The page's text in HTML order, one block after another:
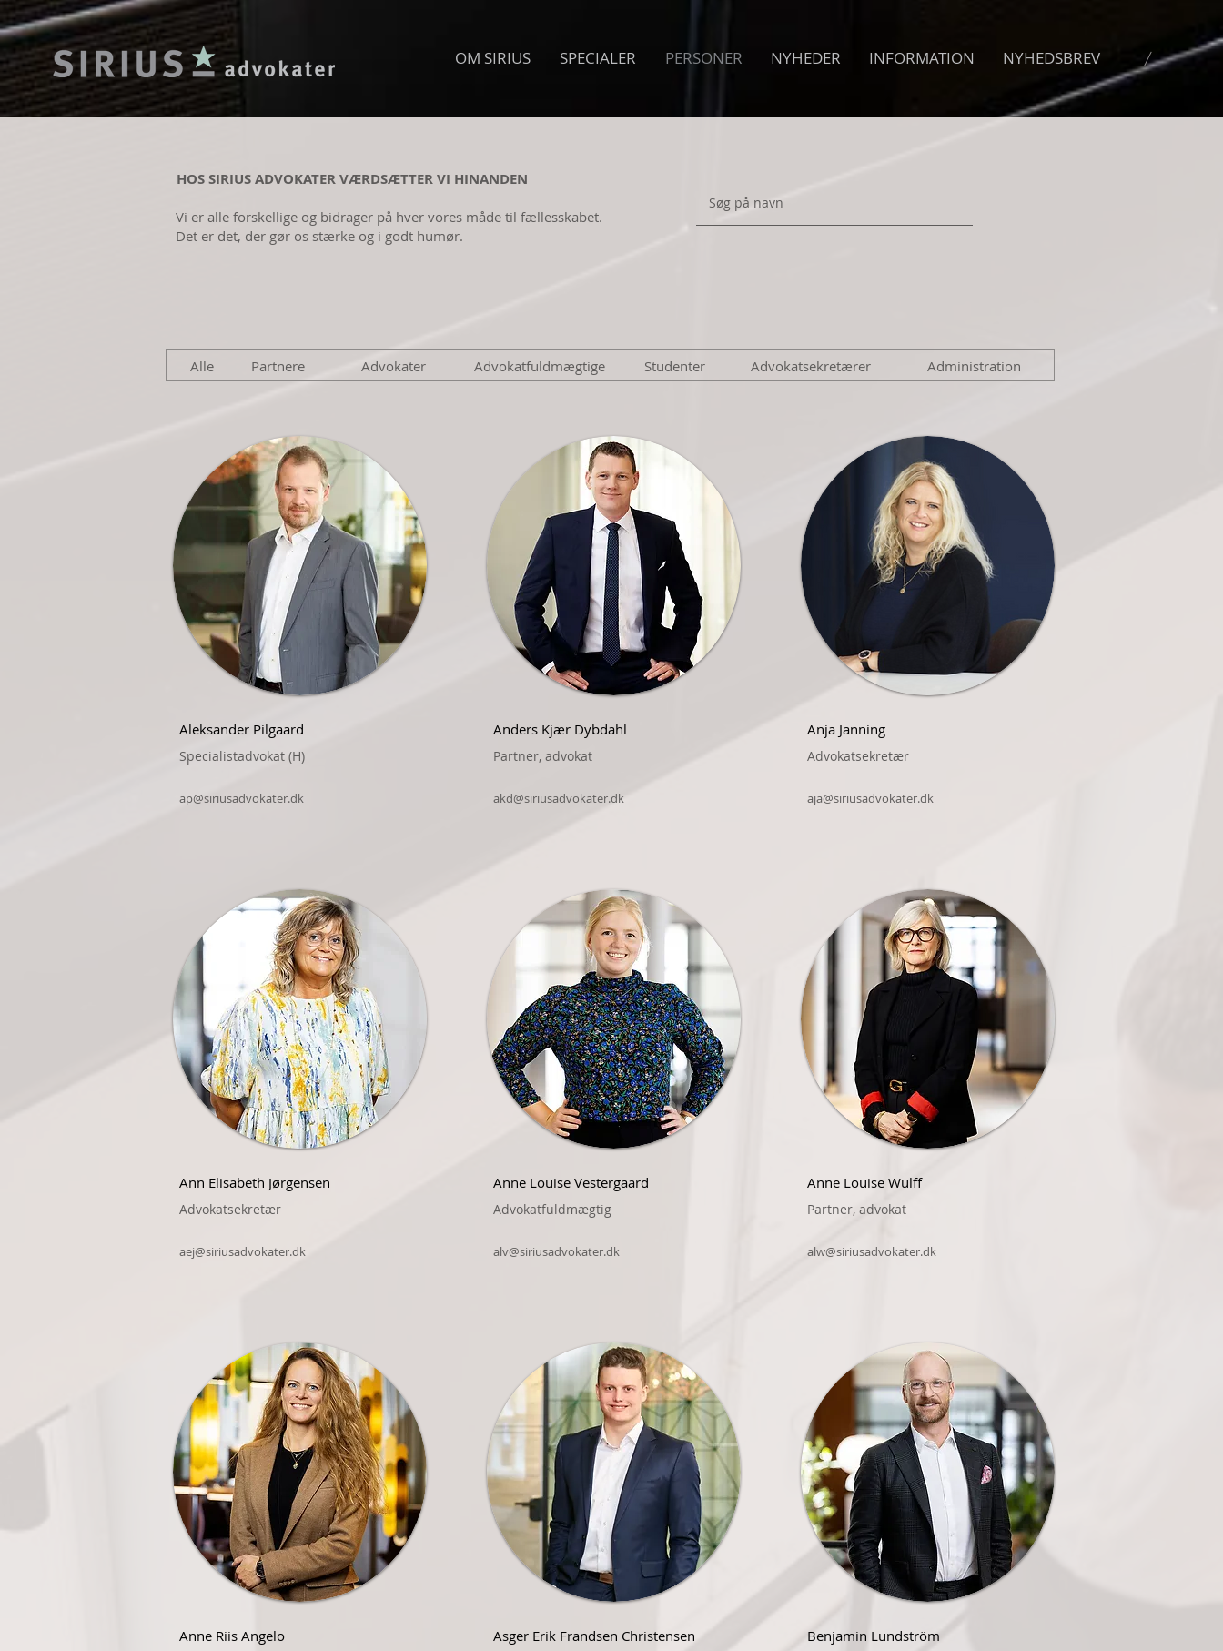
OM SIRIUS SPECIALER PERSONER NYHEDER INFORMATION NYHEDSBREV
HOS SIRIUS ADVOKATER VÆRDSÆTTER VI HINANDEN
Vi er alle forskellige og bidrager på hver vores måde til fællesskabet.
Det er det, der gør os stærke og i godt humør.
Alle Partnere Advokater Advokatfuldmægtige Studenter Advokatsekretærer Administration
Aleksander Pilgaard
Specialistadvokat (H)
ap@siriusadvokater.dk
Ann Elisabeth Jørgensen
Advokatsekretær
aej@siriusadvokater.dk
Anne Riis Angelo
Anders Kjær Dybdahl
Partner, advokat
akd@siriusadvokater.dk
Anne Louise Vestergaard
Advokatfuldmægtig
alv@siriusadvokater.dk
Asger Erik Frandsen Christensen
Anja Janning
Advokatsekretær
aja@siriusadvokater.dk
Anne Louise Wulff
Partner, advokat
alw@siriusadvokater.dk
Benjamin Lundström